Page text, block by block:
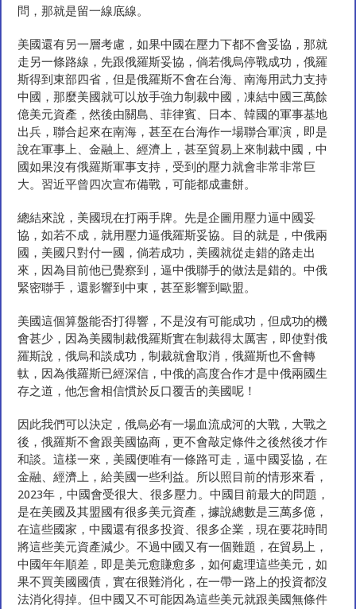
問，那就是留一線底線。
美國還有另一層考慮，如果中國在壓力下都不會妥協，那就
走另一條路線，先跟俄羅斯妥協，倘若俄烏停戰成功，俄羅
斯得到東部四省，但是俄羅斯不會在台海、南海用武力支持
中國，那麼美國就可以放手強力制裁中國，凍結中國三萬餘
億美元資產，然後由關島、菲律賓、日本、韓國的軍事基地
出兵，聯合起來在南海，甚至在台海作一場聯合軍演，即是
說在軍事上、金融上、經濟上，甚至貿易上來制裁中國，中
國如果沒有俄羅斯軍事支持，受到的壓力就會非常非常巨
大。習近平曾四次宣布備戰，可能都成畫餅。
總結來說，美國現在打兩手牌。先是企圖用壓力逼中國妥
協，如若不成，就用壓力逼俄羅斯妥協。目的就是，中俄兩
國，美國只對付一國，倘若成功，美國就從走錯的路走出
來，因為目前他已覺察到，逼中俄聯手的做法是錯的。中俄
緊密聯手，還影響到中東，甚至影響到歐盟。
美國這個算盤能否打得響，不是沒有可能成功，但成功的機
會甚少，因為美國制裁俄羅斯實在制裁得太厲害，即使對俄
羅斯說，俄烏和談成功，制裁就會取消，俄羅斯也不會轉
軚，因為俄羅斯已經深信，中俄的高度合作才是中俄兩國生
存之道，他怎會相信慣於反口覆舌的美國呢！
因此我們可以決定，俄烏必有一場血流成河的大戰，大戰之
後，俄羅斯不會跟美國協商，更不會敲定條件之後然後才作
和談。這樣一來，美國便唯有一條路可走，逼中國妥協，在
金融、經濟上，給美國一些利益。所以照目前的情形來看，
2023年，中國會受很大、很多壓力。中國目前最大的問題，
是在美國及其盟國有很多美元資產，據說總數是三萬多億，
在這些國家，中國還有很多投資、很多企業，現在要花時間
將這些美元資產減少。不過中國又有一個難題，在貿易上，
中國年年順差，即是美元愈賺愈多，如何處理這些美元，如
果不買美國國債，實在很難消化，在一帶一路上的投資都沒
法消化得掉。但中國又不可能因為這些美元就跟美國無條件